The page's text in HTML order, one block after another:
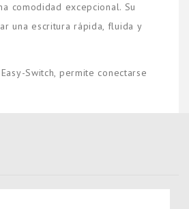
comodidad excepcional. Su
una escritura rápida, fluida y
Switch, permite conectarse